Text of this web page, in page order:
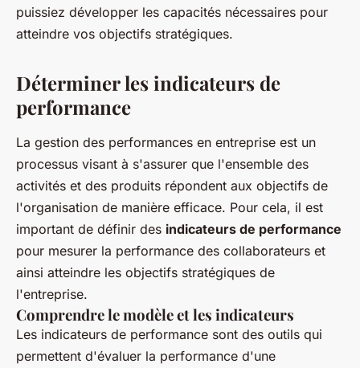
puissiez développer les capacités nécessaires pour
atteindre vos objectifs stratégiques.
Déterminer les indicateurs de
performance
La gestion des performances en entreprise est un
processus visant à s'assurer que l'ensemble des
activités et des produits répondent aux objectifs de
l'organisation de manière efficace. Pour cela, il est
important de définir des indicateurs de performance
pour mesurer la performance des collaborateurs et
ainsi atteindre les objectifs stratégiques de
l'entreprise.
Comprendre le modèle et les indicateurs
Les indicateurs de performance sont des outils qui
permettent d'évaluer la performance d'une